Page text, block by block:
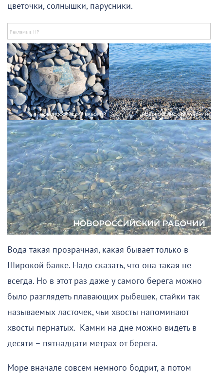
цветочки, солнышки, парусники.
Вода такая прозрачная, какая бывает только в
Широкой балке. Надо сказать, что она такая не
всегда. Но в этот раз даже у самого берега можно
было разглядеть плавающих рыбешек, стайки так
называемых ласточек, чьи хвосты напоминают
хвосты пернатых. Камни на дне можно видеть в
десяти – пятнадцати метрах от берега.
Море вначале совсем немного бодрит, а потом